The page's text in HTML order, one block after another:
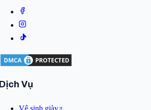
Dịch Vụ
Vệ sinh giày